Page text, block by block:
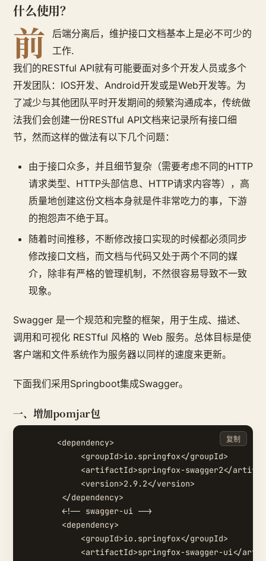
什么使用？
前
后端分离后，维护接口文档基本上是必不可少的
工作.
我们的RESTful API就有可能要面对多个开发人员或多个
开发团队：IOS开发、Android开发或是Web开发等。为
了减少与其他团队平时开发期间的频繁沟通成本，传统做
法我们会创建一份RESTful API文档来记录所有接口细
节，然而这样的做法有以下几个问题：
由于接口众多，并且细节复杂（需要考虑不同的HTTP
请求类型、HTTP头部信息、HTTP请求内容等），高
质量地创建这份文档本身就是件非常吃力的事，下游
的抱怨声不绝于耳。
随着时间推移，不断修改接口实现的时候都必须同步
修改接口文档，而文档与代码又处于两个不同的媒
介，除非有严格的管理机制，不然很容易导致不一致
现象。
Swagger 是一个规范和完整的框架，用于生成、描述、
调用和可视化 RESTful 风格的 Web 服务。总体目标是使
客户端和文件系统作为服务器以同样的速度来更新。
下面我们采用Springboot集成Swagger。
一、增加pomjar包
       <dependency>
            <groupId>io.springfox</groupId>
<artifactId>springfox-swagger2</
            <version>2.9.2</version>
        </dependency>
        <!-- swagger-ui -->
        <dependency>
            <groupId>io.springfox</groupId>
<artifactId>springfox-swagger-ui</
复制